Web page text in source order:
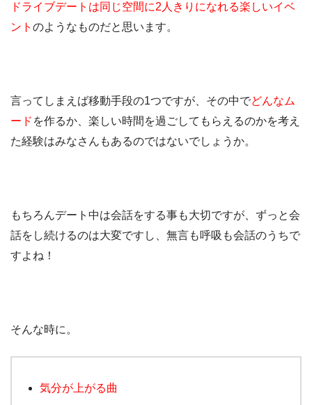
ドライブデートは同じ空間に2人きりになれる楽しいイベ
ント のようなものだと思います。
言ってしまえば移動手段の1つですが、その中でどんなム
ード を作るか、楽しい時間を過ごしてもらえるのかを考え
た経験はみなさんもあるのではないでしょうか。
もちろんデート中は会話をする事も大切ですが、ずっと会
話をし続けるのは大変ですし、無言も呼吸も会話のうちで
すよね！
そんな時に。
気分が上がる曲